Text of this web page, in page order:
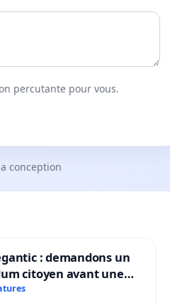
percutante pour vous.
conception
: demandons un
citoyen avant une
irréversible de